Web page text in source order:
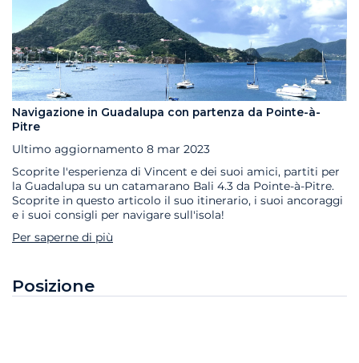
Navigazione in Guadalupa con partenza da Pointe-à-
Pitre
Ultimo aggiornamento 8 mar 2023
Scoprite l'esperienza di Vincent e dei suoi amici, partiti per
la Guadalupa su un catamarano Bali 4.3 da Pointe-à-Pitre.
Scoprite in questo articolo il suo itinerario, i suoi ancoraggi
e i suoi consigli per navigare sull'isola!
Per saperne di più
Posizione